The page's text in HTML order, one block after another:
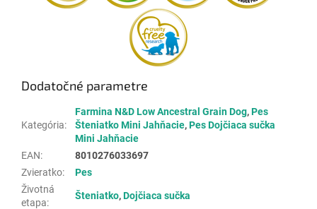
Dodatočné parametre
Kategória:
Farmina N&D Low Ancestral Grain Dog,Pes
Šteniatko Mini Jahňacie,Pes Dojčiaca sučka
Mini Jahňacie
EAN:
8010276033697
Zvieratko:
Pes
Životná
etapa:
Šteniatko,Dojčiaca sučka